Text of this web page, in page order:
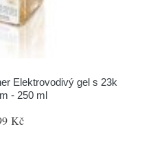
Elektrovodivý gel s 23k
- 250 ml
Kč